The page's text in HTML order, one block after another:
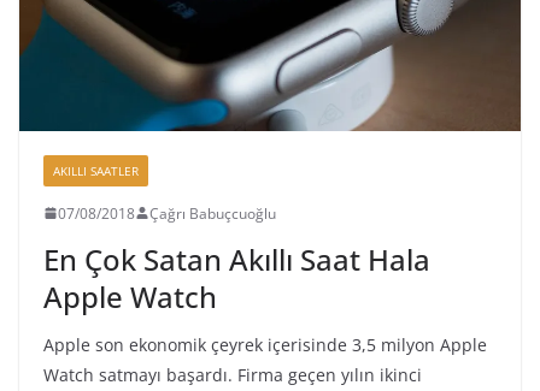
AKILLI SAATLER
07/08/2018 Çağrı Babuçcuoğlu
En Çok Satan Akıllı Saat Hala
Apple Watch
Apple son ekonomik çeyrek içerisinde 3,5 milyon Apple
Watch satmayı başardı. Firma geçen yılın ikinci